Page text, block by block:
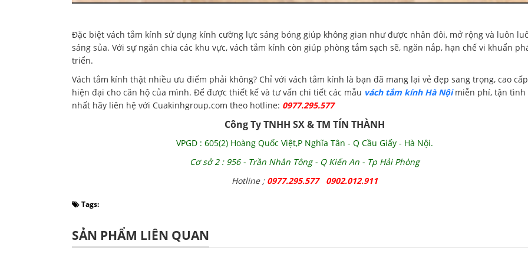
Đặc biệt vách tắm kính sử dụng kính cường lực sáng bóng giúp không gian như được nhân đôi, mở rộng và luôn
sáng sủa. Với sự ngăn chia các khu vực, vách tắm kính còn giúp phòng tắm sạch sẽ, ngăn nắp, hạn chế vi khuẩn
triển.
Vách tắm kính thật nhiều ưu điểm phải không? Chỉ với vách tắm kính là bạn đã mang lại vẻ đẹp sang trọng, cao
hiện đại cho căn hộ của mình. Để được thiết kế và tư vấn chi tiết các mẫu vách tắm kính Hà Nộimiễn phí, tận tình
nhất hãy liên hệ với Cuakinhgroup.com theo hotline: 0977.295.577
Công Ty TNHH SX & TM TÍN THÀNH
VPGD : 605(2) Hoàng Quốc Việt,P Nghĩa Tân - Q Cầu Giấy - Hà Nội.
Cơ sở 2 : 956 - Trần Nhân Tông - Q Kiến An - Tp Hải Phòng
Hotline ; 0977.295.577 0902.012.911
Tags:
SẢN PHẨM LIÊN QUAN